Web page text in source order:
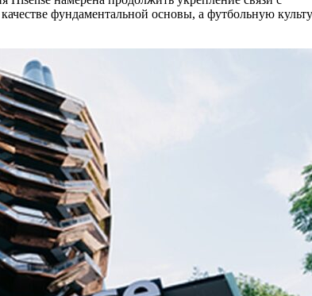
фундаментальной основы, а футбольную